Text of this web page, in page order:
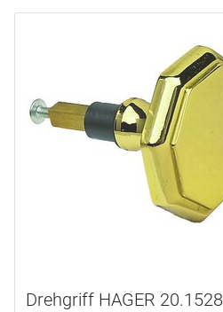
Drehgriff HAGER 20.1528